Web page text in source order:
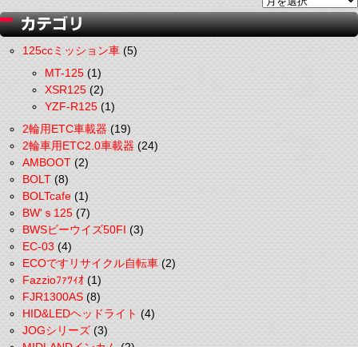
125ccミッション車(5)
MT-125(1)
XSR125(2)
YZF-R125(1)
2輪用ETC車載器(19)
2輪車用ETC2.0車載器(24)
AMBOOT(2)
BOLT(8)
BOLTcafe(1)
BW'ｓ125(7)
BWSビーウイズ50FI(3)
EC-03(4)
ECOですリサイクル自転車(2)
Fazzioﾌｧﾂｨｵ(1)
FJR1300AS(8)
HID&LEDヘッドライト(4)
JOGシリーズ(3)